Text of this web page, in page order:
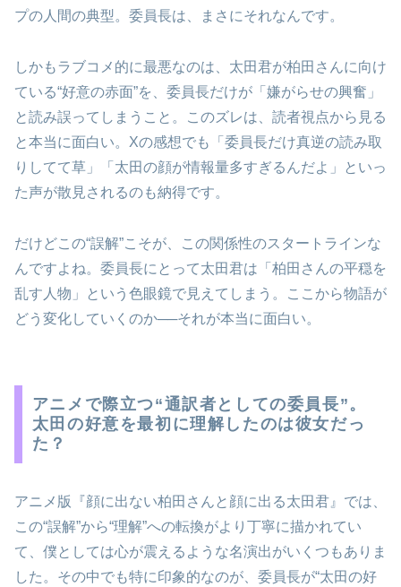
プの人間の典型。委員長は、まさにそれなんです。
しかもラブコメ的に最悪なのは、太田君が柏田さんに向け
ている“好意の赤面”を、委員長だけが「嫌がらせの興奮」
と読み誤ってしまうこと。このズレは、読者視点から見る
と本当に面白い。Xの感想でも「委員長だけ真逆の読み取
りしてて草」「太田の顔が情報量多すぎるんだよ」といっ
た声が散見されるのも納得です。
だけどこの“誤解”こそが、この関係性のスタートラインな
んですよね。委員長にとって太田君は「柏田さんの平穏を
乱す人物」という色眼鏡で見えてしまう。ここから物語が
どう変化していくのか──それが本当に面白い。
アニメで際立つ“通訳者としての委員長”。
太田の好意を最初に理解したのは彼女だっ
た？
アニメ版『顔に出ない柏田さんと顔に出る太田君』では、
この“誤解”から“理解”への転換がより丁寧に描かれてい
て、僕としては心が震えるような名演出がいくつもありま
した。その中でも特に印象的なのが、委員長が“太田の好